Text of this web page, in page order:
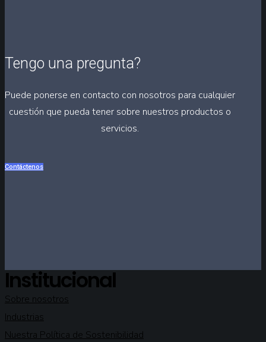
Tengo una pregunta?
Puede ponerse en contacto con nosotros para cualquier
cuestión que pueda tener sobre nuestros productos o
servicios.
Contáctenos
Institucional
Sobre nosotros
Industrias
Nuestra Política de Sostenibilidad